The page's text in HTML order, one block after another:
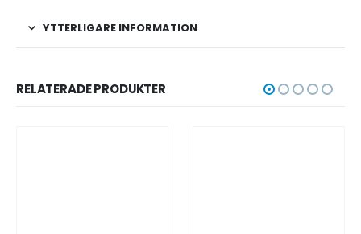
YTTERLIGARE INFORMATION
RELATERADE PRODUKTER